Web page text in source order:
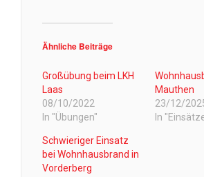
Ähnliche Beiträge
Großübung beim LKH
Laas
08/10/2022
In "Übungen"
Mauthen
23/12/
In
Schwieriger Einsatz
bei Wohnhausbrand in
Vorderberg